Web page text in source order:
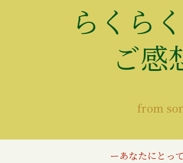
らくら
ご感
from
ーあなたにとっ